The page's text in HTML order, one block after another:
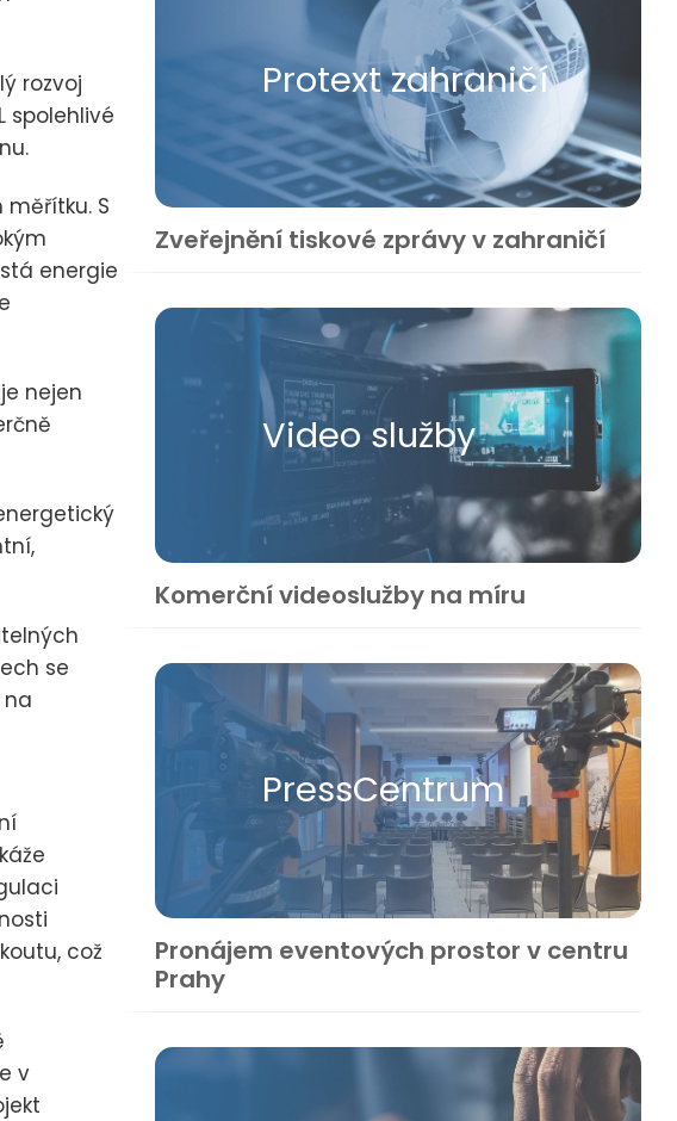
rozvoj
spolehlivé
S
energie
nejen
se
na
což
v
Protext zahraničí
Zveřejnění tiskové zprávy v zahraničí
Video služby
Komerční videoslužby na míru
Press​Centrum
Pronájem eventových prostor v centru
Prahy